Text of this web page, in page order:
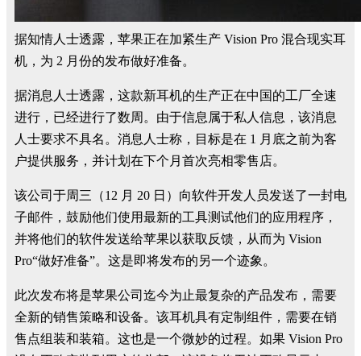
据知情人士透露，苹果正在加紧生产 Vision Pro 混合现实耳
机，为 2 月份的发布做好准备。
据消息人士透露，这款新耳机的生产正在中国的工厂全速
进行，已经进行了数周。由于信息属于私人信息，该消息
人士要求不具名。消息人士称，目标是在 1 月底之前为客
户提供服务，并计划在下个月首次亮相零售店。
该公司于周三（12 月 20 日）向软件开发人员发送了一封电
子邮件，鼓励他们使用最新的工具测试他们的应用程序，
并将他们的软件发送给苹果以获取反馈，从而为 Vision
Pro“做好准备”。这是即将发布的另一个迹象。
此次发布将是苹果公司迄今为止最复杂的产品发布，需要
全新的销售策略和设备。该耳机具有定制组件，需要在销
售点组装和装箱。这也是一个微妙的过程。如果 Vision Pro